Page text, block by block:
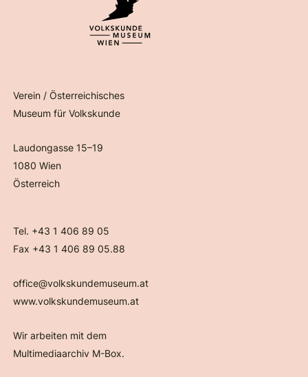
Verein / Österreichisches
Museum für Volkskunde
Laudongasse 15–19
1080 Wien
Österreich
Tel. +43 1 406 89 05
Fax +43 1 406 89 05.88
office@volkskundemuseum.at
www.volkskundemuseum.at
Wir arbeiten mit dem
Multimediaarchiv M-Box.